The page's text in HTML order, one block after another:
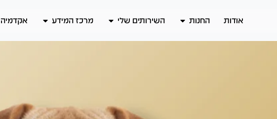
אודות החנות השירותים שלי מרכז המידע אקדמיה